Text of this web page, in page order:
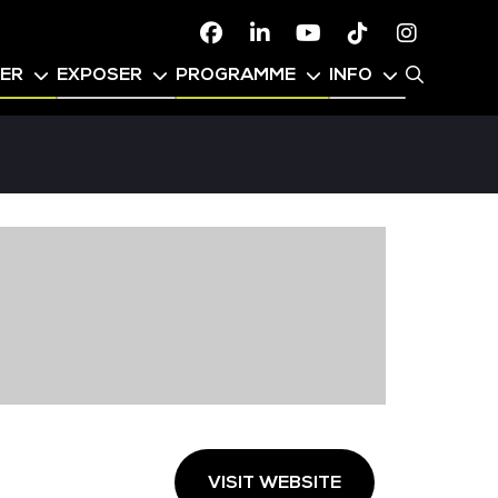
FacebookLinkedinYoutubeTikTok
EXPOSER PROGRAMME INFO
VISIT WEBSITE